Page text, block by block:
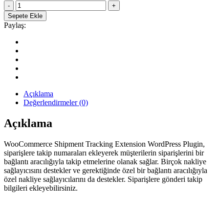
WooCommerce
Shipment
Tracking
WordPress
Sipariş
Takibi
Eklentisi
quantity
Sepete Ekle
Paylaş:
Açıklama
Değerlendirmeler (0)
Açıklama
WooCommerce Shipment Tracking Extension WordPress Plugin,
siparişlere takip numaraları ekleyerek müşterilerin siparişlerini bir
bağlantı aracılığıyla takip etmelerine olanak sağlar. Birçok nakliye
sağlayıcısını destekler ve gerektiğinde özel bir bağlantı aracılığıyla
özel nakliye sağlayıcılarını da destekler. Siparişlere gönderi takip
bilgileri ekleyebilirsiniz.